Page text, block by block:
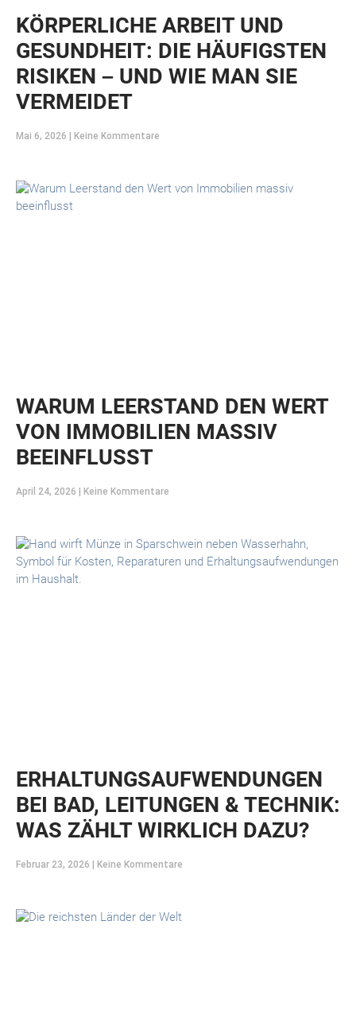
KÖRPERLICHE ARBEIT UND
GESUNDHEIT: DIE HÄUFIGSTEN
RISIKEN – UND WIE MAN SIE
VERMEIDET
Mai 6, 2026 Keine Kommentare
WARUM LEERSTAND DEN WERT
VON IMMOBILIEN MASSIV
BEEINFLUSST
April 24, 2026 Keine Kommentare
ERHALTUNGSAUFWENDUNGEN
BEI BAD, LEITUNGEN & TECHNIK:
WAS ZÄHLT WIRKLICH DAZU?
Februar 23, 2026 Keine Kommentare